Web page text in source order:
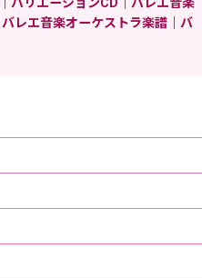
バレエ音楽オーケストラ楽譜
バ